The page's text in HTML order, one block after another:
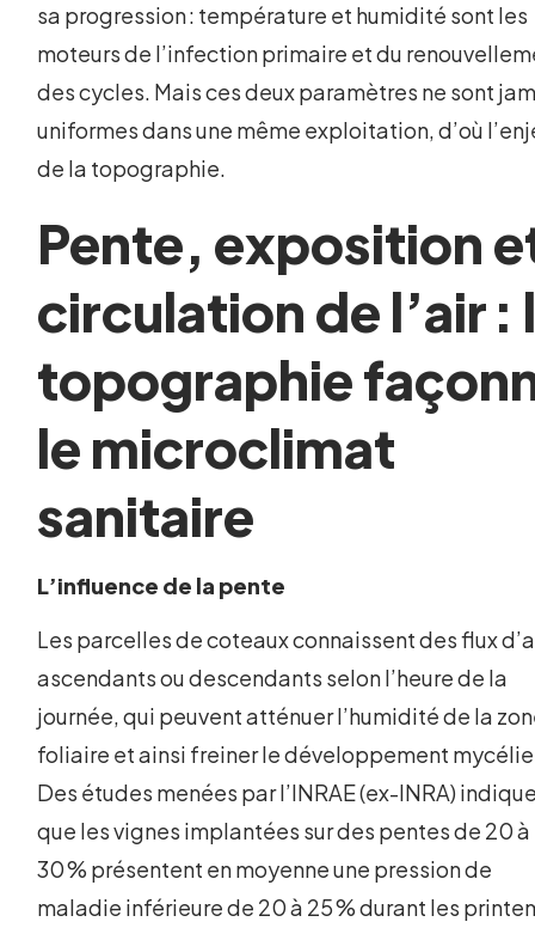
sa progression : température et humidité sont les
moteurs de l’infection primaire et du
des cycles. Mais ces deux paramètres ne sont
uniformes dans une même exploitation, d’où
de la topographie.
Pente, exposition
circulation de l’air :
topographie
le microclimat
sanitaire
L’influence de la pente
Les parcelles de coteaux connaissent des flux
ascendants ou descendants selon l’heure de la
journée, qui peuvent atténuer l’humidité de la
foliaire et ainsi freiner le développement
Des études menées par l’INRAE (ex-INRA)
que les vignes implantées sur des pentes de 20 à
30 % présentent en moyenne une pression de
maladie inférieure de 20 à 25 % durant les